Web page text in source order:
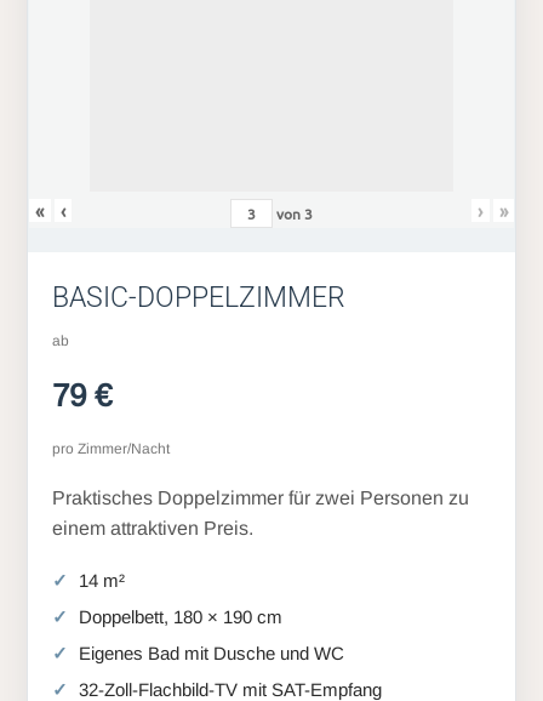
« ‹ von3 › »
BASIC-DOPPELZIMMER
ab
79 €
pro Zimmer/Nacht
Praktisches Doppelzimmer für zwei Personen zu
einem attraktiven Preis.
14 m²
Doppelbett, 180 × 190 cm
Eigenes Bad mit Dusche und WC
32-Zoll-Flachbild-TV mit SAT-Empfang